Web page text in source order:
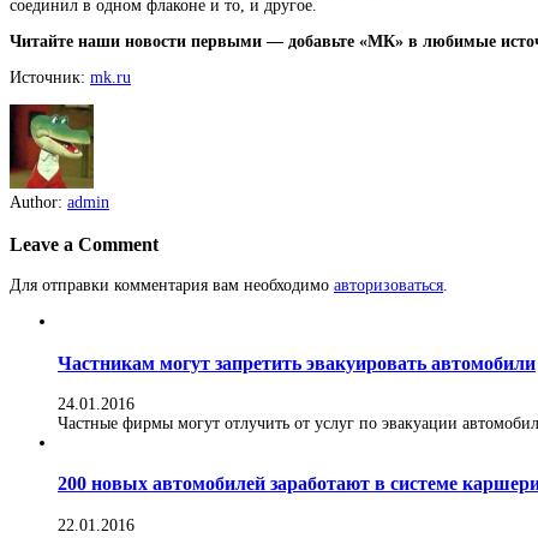
соединил в одном флаконе и то, и другое.
Читайте наши новости первыми — добавьте «МК» в любимые
Источник: mk.ru
Author: admin
Leave a Comment
Для отправки комментария вам необходимо авторизоваться.
Частникам могут запретить эвакуировать автомобили
24.01.2016
Частные фирмы могут отлучить от услуг по эвакуации
200 новых автомобилей заработают в системе
22.01.2016